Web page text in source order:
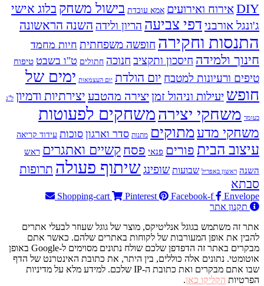
DIYאירוח ואירועים אמא עובדת בישול משחק בלוג אישי
ג'ונגל אורבני דפי צביעה הריון ולידה השנה הראשונה
התנסות וחקירה חופשה משפחתית חיות מחמד
חינוך ולמידה חיסכון ותקציב חנוכה חתולים ט"ו בשבט טיפוח
טיפים ורעיונות למטבח יום הולדת יום העצמאות ימים של
חופש יעילות וניהול זמן יצירה מהטבע יצירתיות ודמיון ל"ג
בעומר משחקי יצירהמשחקים לפעוטות
משחקי מדע מתוקים מתנות סדר וארגון סוכות עידוד קריאה
עיצוב הבית פורים פנאי פסח קשיים ואתגרים ראש
השנה ראשון באפריל שבועות שופינגשיתוף פעולה תרופות
סבתא
Shopping-cart Pinterest Facebook-f
Envelope
תקנון אתר
אתר זה משתמש בגוגל אנליטיקס, מוצר של גוגל שעוזר לבעלי אתרים
להבין את אופן המעורבות של לקוחות באתרים שלהם. כאשר אתם
מבקרים באתר זה הדפדפן שלכם שולח נתונים מסוימים ל-Google באופן
אוטומטי. נתונים אלה כוללים, בין היתר, את כתובת האינטרנט של הדף
שבו אתם מבקרים ואת כתובת ה-IP שלכם. למידע מלא על מדיניות
הפרטיות הקליקו כאן.